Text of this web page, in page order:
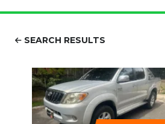
SEARCH RESULTS